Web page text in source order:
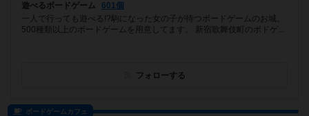
遊べるボードゲーム
601個
一人で行っても遊べる!?駒になった女の子が待つボードゲームのお城。
500種類以上のボードゲームを用意してます。 新宿歌舞伎町のボドゲ...
フォローする
ボードゲームカフェ